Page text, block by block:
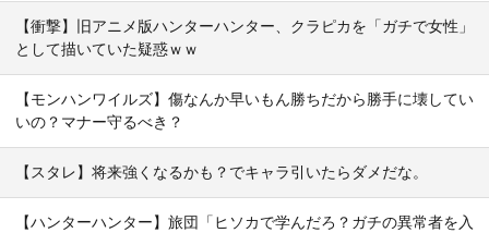
【衝撃】旧アニメ版ハンターハンター、クラピカを「ガチで女性」
として描いていた疑惑ｗｗ
【モンハンワイルズ】傷なんか早いもん勝ちだから勝手に壊してい
いの？マナー守るべき？
【スタレ】将来強くなるかも？でキャラ引いたらダメだな。
【ハンターハンター】旅団「ヒソカで学んだろ？ガチの異常者を入